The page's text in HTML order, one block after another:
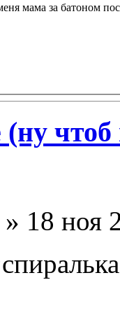
мама за батоном
» 18 ноя